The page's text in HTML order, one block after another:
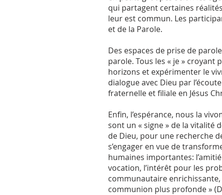
qui partagent certaines
leur est commun. Les
et de la Parole.
Des espaces de prise de
parole. Tous les « je » croyant
horizons et expérimenter le
dialogue avec Dieu par
fraternelle et filiale en Jésus
Enfin, l’espérance, nous la
sont un « signe » de la vitalité
de Dieu, pour une recherche
s’engager en vue de
humaines importantes:
vocation, l’intérêt pour les
communautaire
communion plus profonde »